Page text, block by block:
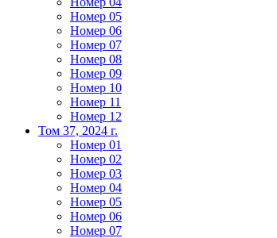
Номер 05
Номер 06
Номер 07
Номер 08
Номер 09
Номер 10
Номер 11
Номер 12
Том 37, 2024 г.
Номер 01
Номер 02
Номер 03
Номер 04
Номер 05
Номер 06
Номер 07